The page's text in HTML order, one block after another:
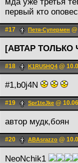
первый кто
#17 Петя-Супермен
[АВТАР ТОЛЬКО
#18 K1RU5HQ4 @
#1,b0j4N
#19 Spr1teJke @
автор мудк,боян
#20 ABAsrazzo @
NeoNchik1